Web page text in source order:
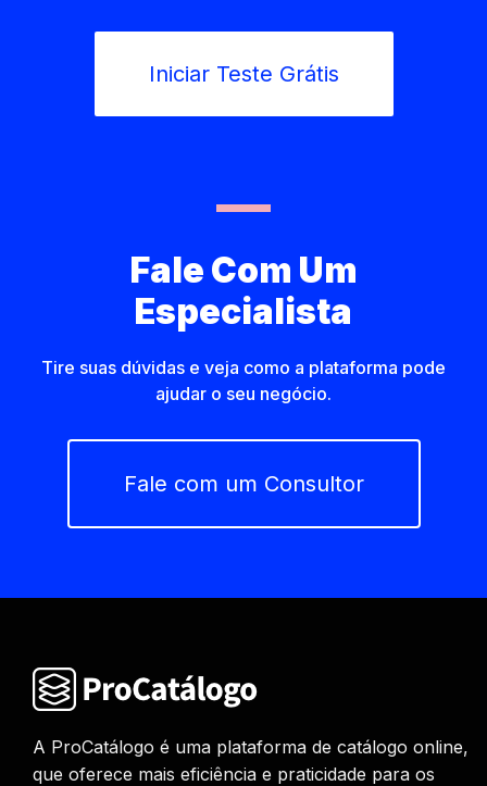
Iniciar Teste Grátis
Fale Com Um
Especialista
Tire suas dúvidas e veja como a plataforma pode
ajudar o seu negócio.
Fale com um Consultor
A ProCatálogo é uma plataforma de catálogo online,
que oferece mais eficiência e praticidade para os